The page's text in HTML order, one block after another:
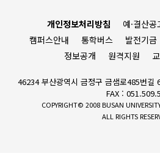
개인정보처리방침 예·결산공
캠퍼스안내
통학버스 발전기금
정보공개
원격지원
46234 부산광역시 금정구 금샘로485번길
FAX :
COPYRIGHT© 2008 BUSAN
ALL RIGHTS